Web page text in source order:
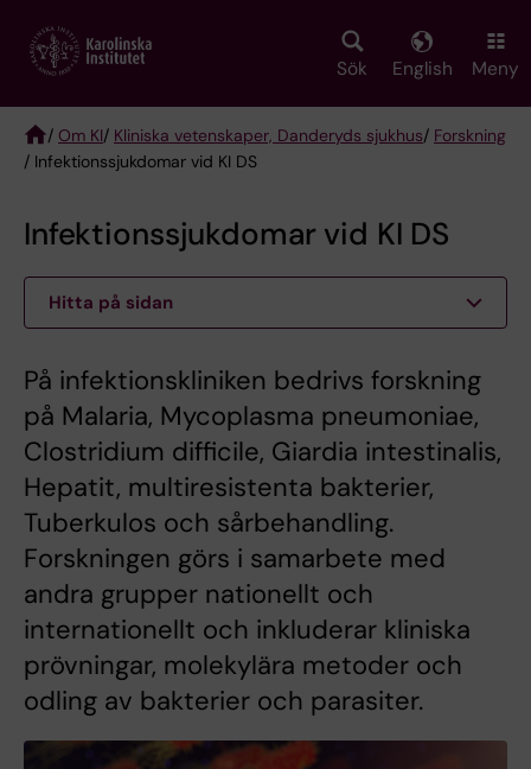
main
Sök English Meny
Breadcrumb
/ Om KI/ Kliniska vetenskaper, Danderyds sjukhus/ Forskning
/ Infektionssjukdomar vid KI DS
Infektionssjukdomar vid KI DS
Hitta på sidan
På infektionskliniken bedrivs forskning
på Malaria, Mycoplasma pneumoniae,
Clostridium difficile, Giardia intestinalis,
Hepatit, multiresistenta bakterier,
Tuberkulos och sårbehandling.
Forskningen görs i samarbete med
andra grupper nationellt och
internationellt och inkluderar kliniska
prövningar, molekylära metoder och
odling av bakterier och parasiter.